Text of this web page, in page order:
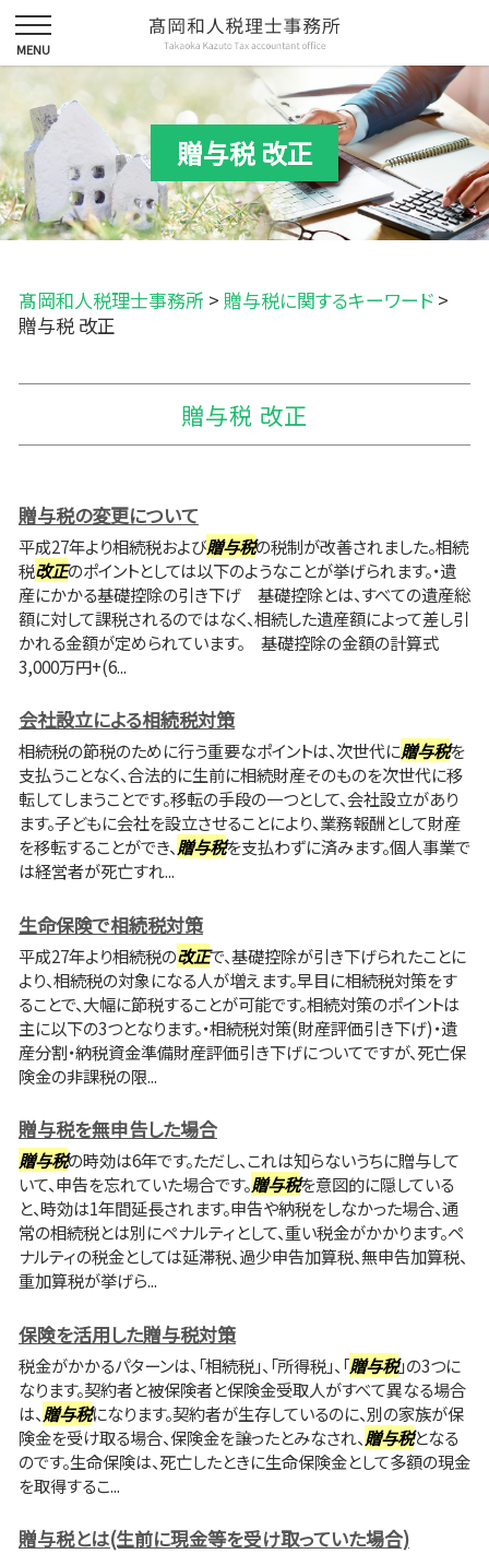
贈与税 改正
髙岡和人税理士事務所 > 贈与税に関するキーワード >
贈与税 改正
贈与税 改正
贈与税の変更について
平成27年より相続税および贈与税の税制が改善されました。相続
税改正のポイントとしては以下のようなことが挙げられます。・遺
産にかかる基礎控除の引き下げ 基礎控除とは、すべての遺産総
額に対して課税されるのではなく、相続した遺産額によって差し引
かれる金額が定められています。 基礎控除の金額の計算式
3,000万円+(6...
会社設立による相続税対策
相続税の節税のために行う重要なポイントは、次世代に贈与税を
支払うことなく、合法的に生前に相続財産そのものを次世代に移
転してしまうことです。移転の手段の一つとして、会社設立があり
ます。子どもに会社を設立させることにより、業務報酬として財産
を移転することができ、贈与税を支払わずに済みます。個人事業で
は経営者が死亡すれ...
生命保険で相続税対策
平成27年より相続税の改正で、基礎控除が引き下げられたことに
より、相続税の対象になる人が増えます。早目に相続税対策をす
ることで、大幅に節税することが可能です。相続対策のポイントは
主に以下の3つとなります。・相続税対策(財産評価引き下げ)・遺
産分割・納税資金準備財産評価引き下げについてですが、死亡保
険金の非課税の限...
贈与税を無申告した場合
贈与税の時効は6年です。ただし、これは知らないうちに贈与して
いて、申告を忘れていた場合です。贈与税を意図的に隠している
と、時効は1年間延長されます。申告や納税をしなかった場合、通
常の相続税とは別にペナルティとして、重い税金がかかります。ペ
ナルティの税金としては延滞税、過少申告加算税、無申告加算税、
重加算税が挙げら...
保険を活用した贈与税対策
税金がかかるパターンは、「相続税」、「所得税」、「贈与税」の3つに
なります。契約者と被保険者と保険金受取人がすべて異なる場合
は、贈与税になります。契約者が生存しているのに、別の家族が保
険金を受け取る場合、保険金を譲ったとみなされ、贈与税となる
のです。生命保険は、死亡したときに生命保険金として多額の現金
を取得するこ...
贈与税とは(生前に現金等を受け取っていた場合)